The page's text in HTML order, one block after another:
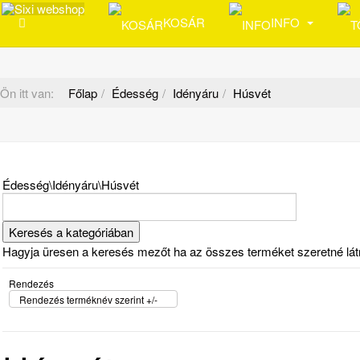
KOSÁR INFO
Ön itt van: Főlap Édesség Idényáru Húsvét
Édesség\Idényáru\Húsvét
Hagyja üresen a keresés mezőt ha az összes terméket szeretné
Rendezés
Rendezés terméknév szerint +/-